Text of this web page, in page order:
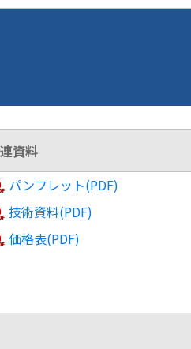
資料
パンフレット(PDF)
技術資料(PDF)
価格表(PDF)